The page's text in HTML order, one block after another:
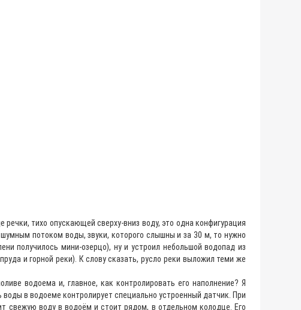
тихо опускающей сверху-вниз воду, это одна конфигурация
потоком воды, звуки, которого слышны и за 30 м, то нужно
получилось мини-озерцо), ну и устроил небольшой водопад из
и горной реки). К слову сказать, русло реки выложил теми же
водоема и, главное, как контролировать его наполнение? Я
в водоеме контролирует специально устроенный датчик. При
свежую воду в водоём и стоит рядом, в отдельном колодце. Его